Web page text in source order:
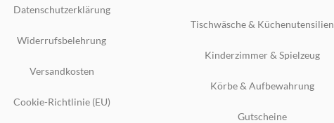
Datenschutzerklärung
Widerrufsbelehrung
Versandkosten
Cookie-Richtlinie (EU)
Tischwäsche & Küchenutensilien
Kinderzimmer & Spielzeug
Körbe & Aufbewahrung
Gutscheine